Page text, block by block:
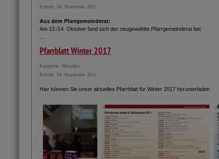
Erstellt: 24. November 2017
Aus dem Pfarrgemeinderat:
Am 13./14. Oktober fand sich der neugewählte Pfarrgemeinderat bei
Pfarrblatt Winter 2017
Kategorie: Aktuelles
Erstellt: 24. November 2017
Hier können Sie unser aktuelles Pfarrblatt für Winter 2017 herunterladen.